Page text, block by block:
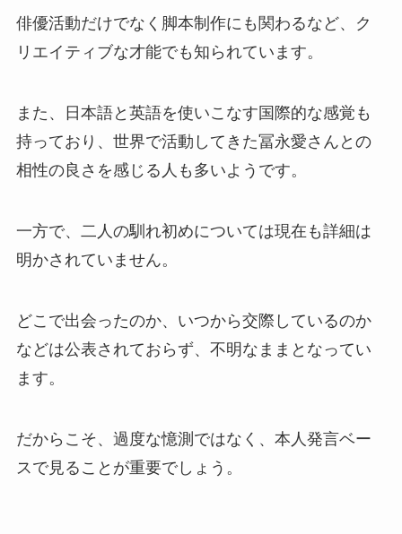
俳優活動だけでなく脚本制作にも関わるなど、ク
リエイティブな才能でも知られています。
また、日本語と英語を使いこなす国際的な感覚も
持っており、世界で活動してきた冨永愛さんとの
相性の良さを感じる人も多いようです。
一方で、二人の馴れ初めについては現在も詳細は
明かされていません。
どこで出会ったのか、いつから交際しているのか
などは公表されておらず、不明なままとなってい
ます。
だからこそ、過度な憶測ではなく、本人発言ベー
スで見ることが重要でしょう。